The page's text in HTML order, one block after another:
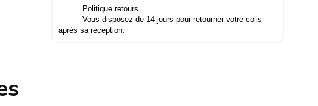
Politique retours
Vous disposez de 14 jours pour retourner votre colis
après sa réception.